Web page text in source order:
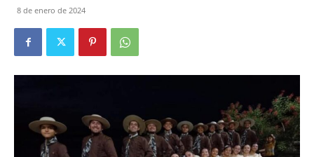
8 de enero de 2024